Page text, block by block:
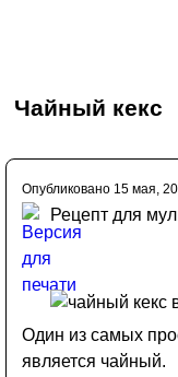
Чайный кекс
Опубликовано 15 мая,
Рецепт для
Один из самых
является чайный.